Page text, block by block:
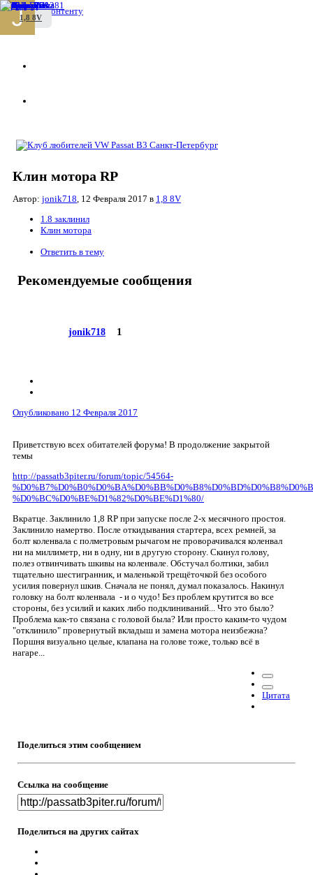
Перейти к контенту
1,8 8V
Клин мотора RP
Автор: jonik718, 12 Февраля 2017 в 1,8 8V
1.8 заклинил
Клин мотора
Ответить в тему
Рекомендуемые сообщения
jonik718 1
Опубликовано 12 Февраля 2017
Приветствую всех обитателей форума! В продолжение закрытой
темы
http://passatb3piter.ru/forum/topic/54564-
%D0%BC%D0%BE%D1%82%D0%BE%D1%80/
Вкратце. Заклинило 1,8 RP при запуске после 2-х месячного простоя.
Заклинило намертво. После откидывания стартера, всех ремней, за
болт коленвала с полметровым рычагом не проворачивался коленвал
ни на миллиметр, ни в одну, ни в другую сторону. Скинул голову,
полез отвинчивать шкивы на коленвале. Обстучал болтики, забил
тщательно шестигранник, и маленькой трещёточкой без особого
усилия повернул шкив. Сначала не понял, думал показалось. Накинул
головку на болт коленвала - и о чудо! Без проблем крутится во все
стороны, без усилий и каких либо подклиниваний... Что это было?
Проблема как-то связана с головой была? Или просто каким-то чудом
"отклинило" провернутый вкладыш и замена мотора неизбежна?
Поршня визуально целые, клапана на голове тоже, только всё в
нагаре...
Цитата
Поделиться этим сообщением
Ссылка на сообщение
Поделиться на других сайтах